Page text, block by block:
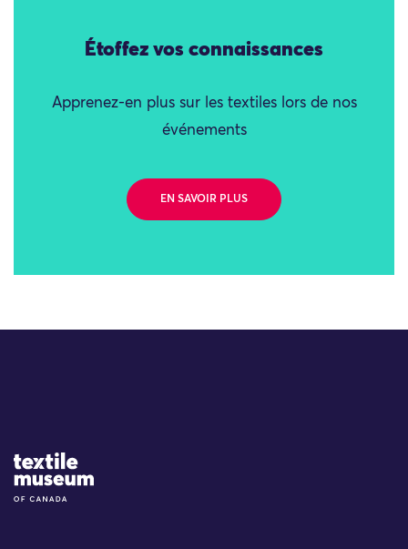
Étoffez vos connaissances
Apprenez-en plus sur les textiles lors de nos
événements
EN SAVOIR PLUS
Site Logo